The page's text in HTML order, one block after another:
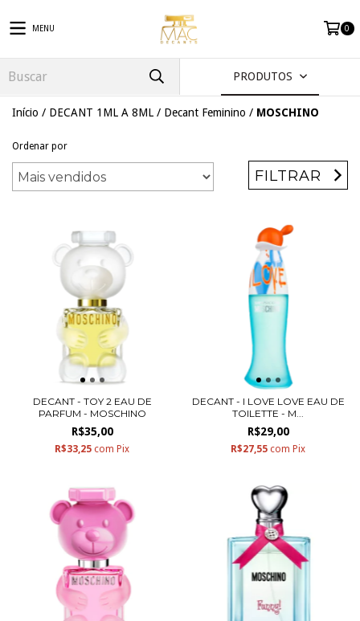
MENU 0
PRODUTOS
Início / DECANT 1ML A 8ML / Decant Feminino / MOSCHINO
Ordenar por
FILTRAR
DECANT - TOY 2 EAU DE
PARFUM - MOSCHINO
R$35,00
R$33,25 com Pix
DECANT - I LOVE LOVE EAU DE
TOILETTE - M...
R$29,00
R$27,55 com Pix